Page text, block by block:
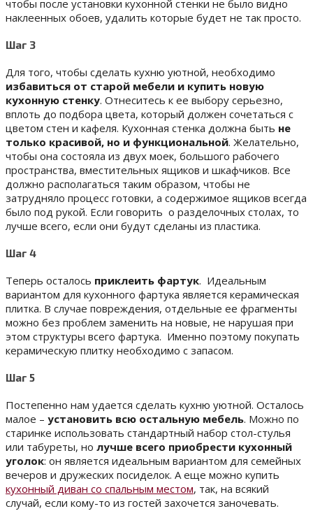
чтобы после установки кухонной стенки не было видно
наклеенных обоев, удалить которые будет не так просто.
Шаг 3
Для того, чтобы сделать кухню уютной, необходимо
избавиться от старой мебели и купить новую
кухонную стенку. Отнеситесь к ее выбору серьезно,
вплоть до подбора цвета, который должен сочетаться с
цветом стен и кафеля. Кухонная стенка должна быть не
только красивой, но и функциональной. Желательно,
чтобы она состояла из двух моек, большого рабочего
пространства, вместительных ящиков и шкафчиков. Все
должно располагаться таким образом, чтобы не
затрудняло процесс готовки, а содержимое ящиков всегда
было под рукой. Если говорить о разделочных столах, то
лучше всего, если они будут сделаны из пластика.
Шаг 4
Теперь осталось приклеить фартук. Идеальным
вариантом для кухонного фартука является керамическая
плитка. В случае повреждения, отдельные ее фрагменты
можно без проблем заменить на новые, не нарушая при
этом структуры всего фартука. Именно поэтому покупать
керамическую плитку необходимо с запасом.
Шаг 5
Постепенно нам удается сделать кухню уютной. Осталось
малое – установить всю остальную мебель. Можно по
старинке использовать стандартный набор стол-стулья
или табуреты, но лучше всего приобрести кухонный
уголок: он является идеальным вариантом для семейных
вечеров и дружеских посиделок. А еще можно купить
кухонный диван со спальным местом, так, на всякий
случай, если кому-то из гостей захочется заночевать.